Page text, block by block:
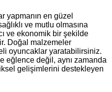
yapmanın en güzel
ve mutlu olmasına
ve ekonomik bir şekilde
Doğal malzemeler
oyuncaklar yaratabilirsiniz.
eğlence değil, aynı zamanda
gelişimlerini destekleyen